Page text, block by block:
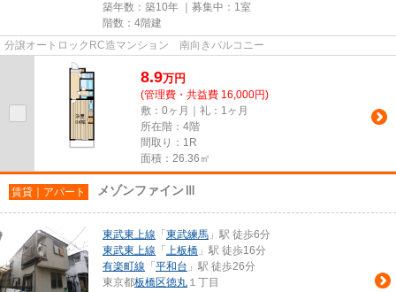
築年数：築10年 ｜募集中： 1室
階数：4階建
分譲オートロックRC造マンション 南向きバルコニー
8.9万円
(管理費・共益費 16,000円)
敷：0ヶ月｜礼：1ヶ月
所在階：4階
間取り：1R
面積：26.36㎡
賃貸｜アパート メゾンファインⅢ
東武東上線 「 東武練馬 」駅 徒歩6分
東武東上線 「 上板橋 」駅 徒歩16分
有楽町線 「 平和台 」駅 徒歩26分
東京都板橋区徳丸 １丁目